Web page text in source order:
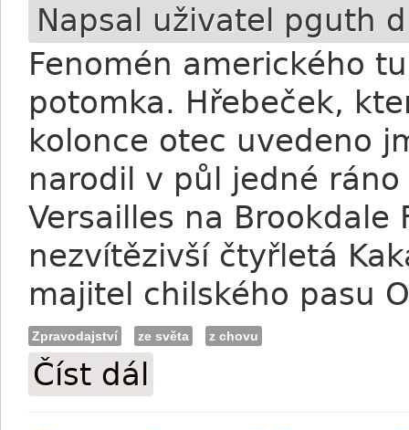
Napsal uživatel pguth
Fenomén amerického
potomka. Hřebeček,
kolonce otec uvedeno
narodil v půl jedné
Versailles na Brookdale
nezvítězivší čtyřletá
majitel chilského pasu
Zpravodajství ze světa z chovu
Číst dál